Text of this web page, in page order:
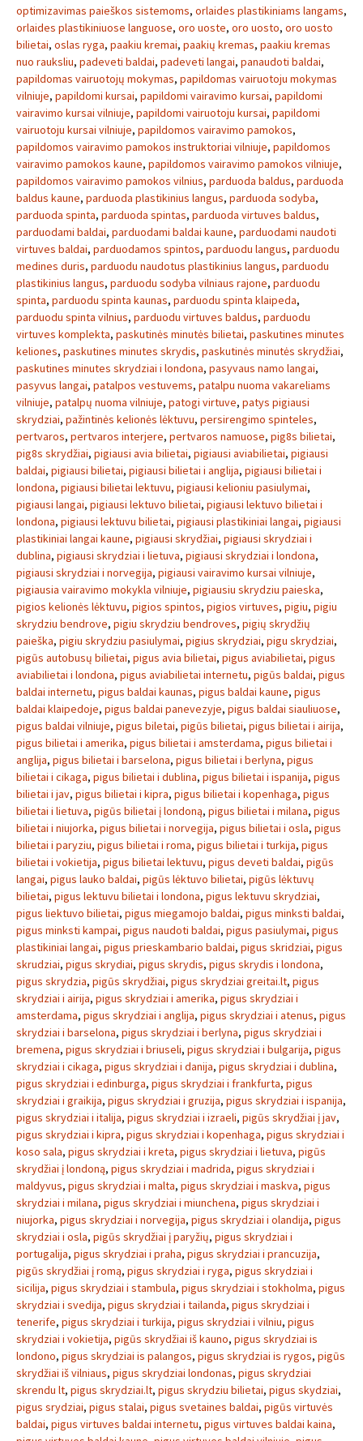
optimizavimas paieškos sistemoms, orlaides plastikiniams langams,
orlaides plastikiniuose languose, oro uoste, oro uosto, oro uosto
bilietai, oslas ryga, paakiu kremai, paakių kremas, paakiu kremas
nuo rauksliu, padeveti baldai, padeveti langai, panaudoti baldai,
papildomas vairuotojų mokymas, papildomas vairuotoju mokymas
vilniuje, papildomi kursai, papildomi vairavimo kursai, papildomi
vairavimo kursai vilniuje, papildomi vairuotoju kursai, papildomi
vairuotoju kursai vilniuje, papildomos vairavimo pamokos,
papildomos vairavimo pamokos instruktoriai vilniuje, papildomos
vairavimo pamokos kaune, papildomos vairavimo pamokos vilniuje,
papildomos vairavimo pamokos vilnius, parduoda baldus, parduoda
baldus kaune, parduoda plastikinius langus, parduoda sodyba,
parduoda spinta, parduoda spintas, parduoda virtuves baldus,
parduodami baldai, parduodami baldai kaune, parduodami naudoti
virtuves baldai, parduodamos spintos, parduodu langus, parduodu
medines duris, parduodu naudotus plastikinius langus, parduodu
plastikinius langus, parduodu sodyba vilniaus rajone, parduodu
spinta, parduodu spinta kaunas, parduodu spinta klaipeda,
parduodu spinta vilnius, parduodu virtuves baldus, parduodu
virtuves komplekta, paskutinės minutės bilietai, paskutines minutes
keliones, paskutines minutes skrydis, paskutinės minutės skrydžiai,
paskutines minutes skrydziai i londona, pasyvaus namo langai,
pasyvus langai, patalpos vestuvems, patalpu nuoma vakareliams
vilniuje, patalpų nuoma vilniuje, patogi virtuve, patys pigiausi
skrydziai, pažintinės kelionės lėktuvu, persirengimo spinteles,
pertvaros, pertvaros interjere, pertvaros namuose, pig8s bilietai,
pig8s skrydžiai, pigiausi avia bilietai, pigiausi aviabilietai, pigiausi
baldai, pigiausi bilietai, pigiausi bilietai i anglija, pigiausi bilietai i
londona, pigiausi bilietai lektuvu, pigiausi kelioniu pasiulymai,
pigiausi langai, pigiausi lektuvo bilietai, pigiausi lektuvo bilietai i
londona, pigiausi lektuvu bilietai, pigiausi plastikiniai langai, pigiausi
plastikiniai langai kaune, pigiausi skrydžiai, pigiausi skrydziai i
dublina, pigiausi skrydziai i lietuva, pigiausi skrydziai i londona,
pigiausi skrydziai i norvegija, pigiausi vairavimo kursai vilniuje,
pigiausia vairavimo mokykla vilniuje, pigiausiu skrydziu paieska,
pigios kelionės lėktuvu, pigios spintos, pigios virtuves, pigiu, pigiu
skrydziu bendrove, pigiu skrydziu bendroves, pigių skrydžių
paieška, pigiu skrydziu pasiulymai, pigius skrydziai, pigu skrydziai,
pigūs autobusų bilietai, pigus avia bilietai, pigus aviabilietai, pigus
aviabilietai i londona, pigus aviabilietai internetu, pigūs baldai, pigus
baldai internetu, pigus baldai kaunas, pigus baldai kaune, pigus
baldai klaipedoje, pigus baldai panevezyje, pigus baldai siauliuose,
pigus baldai vilniuje, pigus biletai, pigūs bilietai, pigus bilietai i airija,
pigus bilietai i amerika, pigus bilietai i amsterdama, pigus bilietai i
anglija, pigus bilietai i barselona, pigus bilietai i berlyna, pigus
bilietai i cikaga, pigus bilietai i dublina, pigus bilietai i ispanija, pigus
bilietai i jav, pigus bilietai i kipra, pigus bilietai i kopenhaga, pigus
bilietai i lietuva, pigūs bilietai į londoną, pigus bilietai i milana, pigus
bilietai i niujorka, pigus bilietai i norvegija, pigus bilietai i osla, pigus
bilietai i paryziu, pigus bilietai i roma, pigus bilietai i turkija, pigus
bilietai i vokietija, pigus bilietai lektuvu, pigus deveti baldai, pigūs
langai, pigus lauko baldai, pigūs lėktuvo bilietai, pigūs lėktuvų
bilietai, pigus lektuvu bilietai i londona, pigus lektuvu skrydziai,
pigus liektuvo bilietai, pigus miegamojo baldai, pigus minksti baldai,
pigus minksti kampai, pigus naudoti baldai, pigus pasiulymai, pigus
plastikiniai langai, pigus prieskambario baldai, pigus skridziai, pigus
skrudziai, pigus skrydiai, pigus skrydis, pigus skrydis i londona,
pigus skrydzia, pigūs skrydžiai, pigus skrydziai greitai.lt, pigus
skrydziai i airija, pigus skrydziai i amerika, pigus skrydziai i
amsterdama, pigus skrydziai i anglija, pigus skrydziai i atenus, pigus
skrydziai i barselona, pigus skrydziai i berlyna, pigus skrydziai i
bremena, pigus skrydziai i briuseli, pigus skrydziai i bulgarija, pigus
skrydziai i cikaga, pigus skrydziai i danija, pigus skrydziai i dublina,
pigus skrydziai i edinburga, pigus skrydziai i frankfurta, pigus
skrydziai i graikija, pigus skrydziai i gruzija, pigus skrydziai i ispanija,
pigus skrydziai i italija, pigus skrydziai i izraeli, pigūs skrydžiai į jav,
pigus skrydziai i kipra, pigus skrydziai i kopenhaga, pigus skrydziai i
koso sala, pigus skrydziai i kreta, pigus skrydziai i lietuva, pigūs
skrydžiai į londoną, pigus skrydziai i madrida, pigus skrydziai i
maldyvus, pigus skrydziai i malta, pigus skrydziai i maskva, pigus
skrydziai i milana, pigus skrydziai i miunchena, pigus skrydziai i
niujorka, pigus skrydziai i norvegija, pigus skrydziai i olandija, pigus
skrydziai i osla, pigūs skrydžiai į paryžių, pigus skrydziai i
portugalija, pigus skrydziai i praha, pigus skrydziai i prancuzija,
pigūs skrydžiai į romą, pigus skrydziai i ryga, pigus skrydziai i
sicilija, pigus skrydziai i stambula, pigus skrydziai i stokholma, pigus
skrydziai i svedija, pigus skrydziai i tailanda, pigus skrydziai i
tenerife, pigus skrydziai i turkija, pigus skrydziai i vilniu, pigus
skrydziai i vokietija, pigūs skrydžiai iš kauno, pigus skrydziai is
londono, pigus skrydziai is palangos, pigus skrydziai is rygos, pigūs
skrydžiai iš vilniaus, pigus skrydziai londonas, pigus skrydziai
skrendu lt, pigus skrydziai.lt, pigus skrydziu bilietai, pigus skydziai,
pigus srydziai, pigus stalai, pigus svetaines baldai, pigūs virtuvės
baldai, pigus virtuves baldai internetu, pigus virtuves baldai kaina,